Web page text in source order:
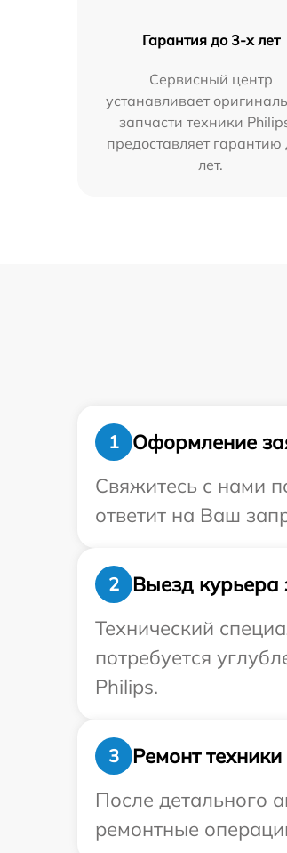
Гарантия до 3-х лет
Сервисный центр
устанавливает
запчасти техники
предоставляет гарантию
лет.
1
Оформление
Свяжитесь с нами
ответит на Ваш
2
Выезд курьера
Технический
потребуется
Philips.
3
Ремонт техники
После детального
ремонтные